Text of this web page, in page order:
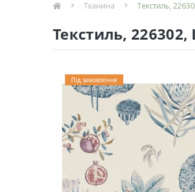
Тканина Текстиль,
Текстиль,
Під замовлення